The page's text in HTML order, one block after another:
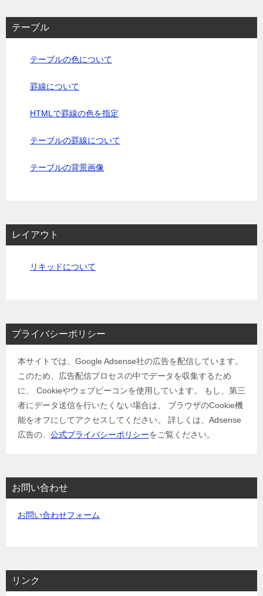
テーブル
テーブルの色について
罫線について
HTMLで罫線の色を指定
テーブルの罫線について
テーブルの背景画像
レイアウト
リキッドについて
プライバシーポリシー
本サイトでは、Google Adsense社の広告を配信しています。
このため、広告配信プロセスの中でデータを収集するため
に、 Cookieやウェブビーコンを使用しています。 もし、第三
者にデータ送信を行いたくない場合は、 ブラウザのCookie機
能をオフにしてアクセスしてください。 詳しくは、Adsense
広告の、 公式プライバシーポリシーをご覧ください。
お問い合わせ
お問い合わせフォーム
リンク